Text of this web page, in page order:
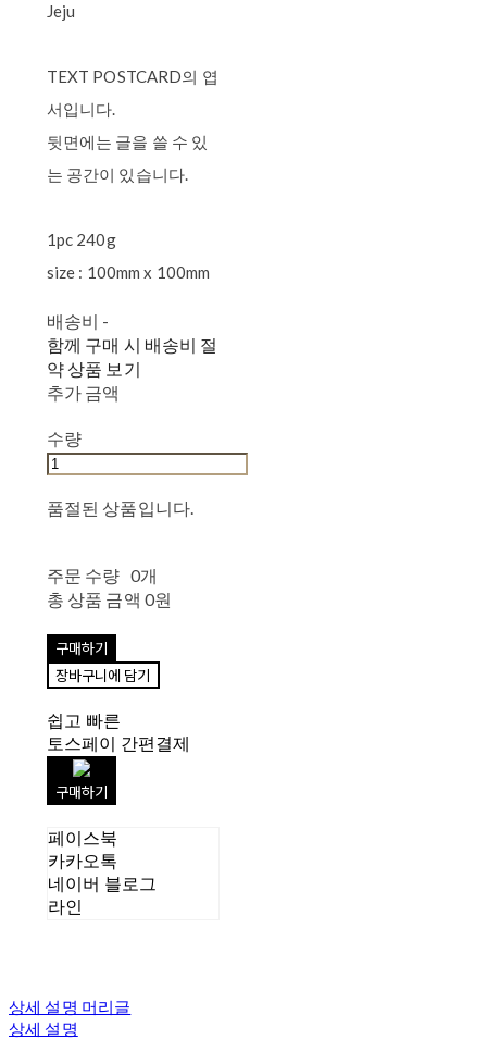
Jeju
TEXT POSTCARD의 엽
서입니다.
뒷면에는 글을 쓸 수 있
는 공간이 있습니다.
1pc 240g
size : 100mm x 100mm
배송비 -
함께 구매 시 배송비 절
약 상품 보기
추가 금액
수량
품절된 상품입니다.
주문 수량 0개
총 상품 금액 0원
구매하기
장바구니에 담기
쉽고 빠른
토스페이 간편결제
구매하기
페이스북
카카오톡
네이버 블로그
라인
상세 설명 머리글
상세 설명